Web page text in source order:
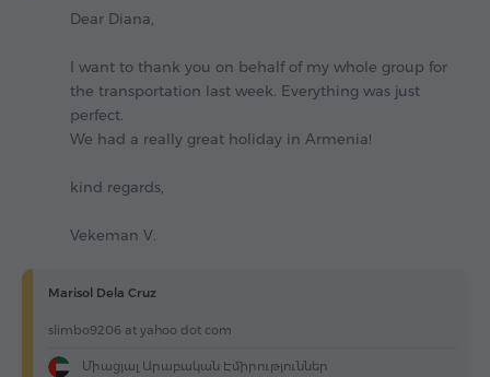
Dear Diana,
I want to thank you on behalf of my whole group for
the transportation last week. Everything was just
perfect.
We had a really great holiday in Armenia!
kind regards,
Vekeman V.
Marisol Dela Cruz
slimbo9206 at yahoo dot com
Միացյալ Արաբական Էմիրություններ